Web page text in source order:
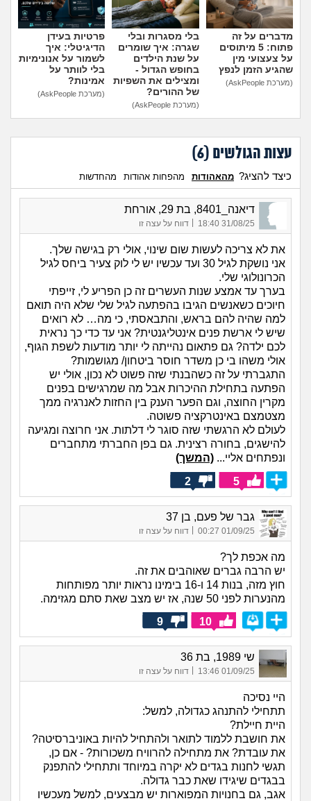
מדברים על זה
פתוח: 5 מיתוסים
על צעצועי מין
שהגיע הזמן לנפץ
(מערכת AskPeople)
בלי מסגרות ובלי
שגרה: איך שומרים
על שנת הילדים
בחופש הגדול -
ומצילים את השפיות
של ההורים?
(מערכת AskPeople)
פרטיות בעידן
הדיגיטלי: איך
לשמור על אנונימיות
בלי לוותר על
אמינות?
(מערכת AskPeople)
עצות הגולשים (6
)
כיצד להציג? מהאהודות מהפחות אהודות מהחדשות
דיאנה_8401, בת 29, אורחת
31/08/25 18:40 דווח על עצה זו
את לא צריכה לעשות שום שינוי, אולי רק בגישה שלך.
אני נושקת לגיל 30 ועד עכשיו יש לי לוק צעיר ביחס לגיל
הכרונולוגי שלי.
בערך עד אמצע שנות העשרים זה כן הפריע לי, זייפתי
חיוכים כשאנשים הגיבו בהפתעה לגיל שלי שלא היה תואם
למה שהיה להם בראש, והתבאסתי, כי מה… לא רואים
שיש לי ארשת פנים אינטליגנטית? אני עד כדי כך נראית
לכם ילדה? גם פתאום נהייתה לי יותר מודעות לשפת הגוף,
אולי משהו בי כן משדר חוסר ביטחון/ מגושמות?
התגברתי על זה כשהבנתי שזה פשוט לא נכון, אולי יש
הפתעה בתחילת ההיכרות אבל מה שמרגישים בפנים
מקרין החוצה, וגם הפער הענק בין החזות לאנרגיה ממך
מצטמצם באינטרקציה פשוטה.
לעולם לא הרגשתי שזה סוגר לי דלתות. אני חרוצה ומגיעה
להישגים, בחורה רצינית. גם בפן החברתי מתחברים
ונפתחים אליי... (המשך)
5
2
גבר של פעם, בן 37
01/09/25 00:27
| דווח על עצה זו
מה אכפת לך?
יש הרבה גברים שאוהבים את זה.
חוץ מזה, בנות 14 ו-16 בימינו נראות יותר מפותחות
מהנערות לפני 50 שנה, אז יש מצב שאת סתם מגזימה.
10
9
שי 1989, בת 36
01/09/25 13:46
| דווח על עצה זו
היי נסיכה
תתחילי להתנהג כגדולה, למשל:
היית חיילת?
את חושבת ללמוד לתואר ולהתחיל להיות באוניברסיטה?
את עובדת? את מתחילה להרוויח משכורות? - אם כן,
תגשי לחנות בגדים לא יקרה במיוחד ותתחילי להתפנק
בבגדים שיגידו שאת כבר גדולה.
אגב, גם בחנויות המפוארות יש מבצעים, למשל מעכשיו